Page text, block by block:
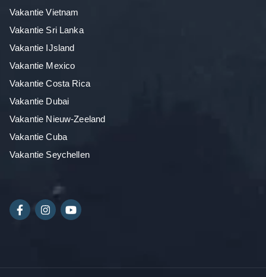
Vakantie Vietnam
Vakantie Sri Lanka
Vakantie IJsland
Vakantie Mexico
Vakantie Costa Rica
Vakantie Dubai
Vakantie Nieuw-Zeeland
Vakantie Cuba
Vakantie Seychellen